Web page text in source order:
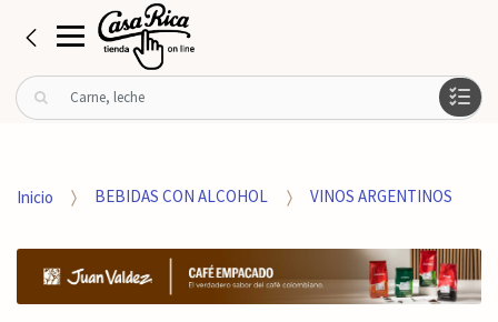
B
u
r
o
Inicio BEBIDAS CON ALCOHOL VINOS ARGENTINOS